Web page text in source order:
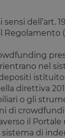
dell’art.
Regolamento
nel
direttiva
o gli
di
il Portale
di